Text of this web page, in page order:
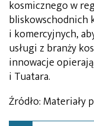
kosmicznego w
bliskowschodnich
i komercyjnych,
usługi z branży
innowacje
i Tuatara.
Źródło: Materiały